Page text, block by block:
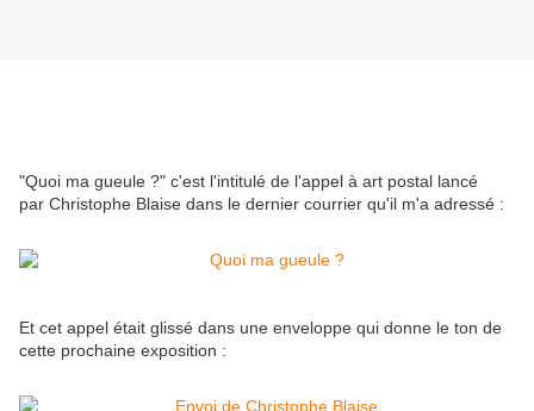
"Quoi ma gueule ?" c'est l'intitulé de l'appel à art postal lancé
par Christophe Blaise dans le dernier courrier qu'il m'a adressé :
Et cet appel était glissé dans une enveloppe qui donne le ton de
cette prochaine exposition :